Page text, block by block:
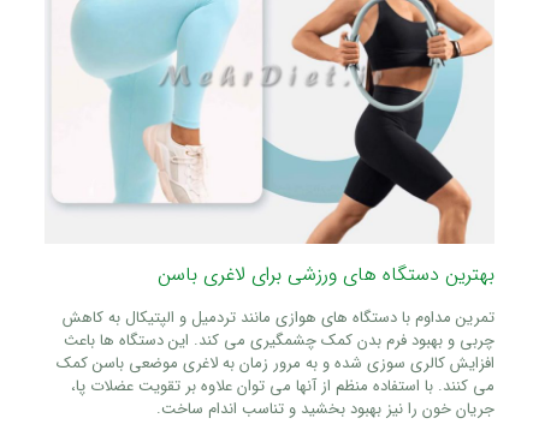
بهترین دستگاه‌ های ورزشی برای لاغری باسن
تمرین مداوم با دستگاه‌ های هوازی مانند تردمیل و الپتیکال به کاهش
چربی و بهبود فرم بدن کمک چشمگیری می‌ کند. این دستگاه‌ ها باعث
افزایش کالری‌ سوزی شده و به مرور زمان به لاغری موضعی باسن کمک
می‌ کنند. با استفاده منظم از آنها می‌ توان علاوه بر تقویت عضلات پا،
جریان خون را نیز بهبود بخشید و تناسب اندام ساخت.